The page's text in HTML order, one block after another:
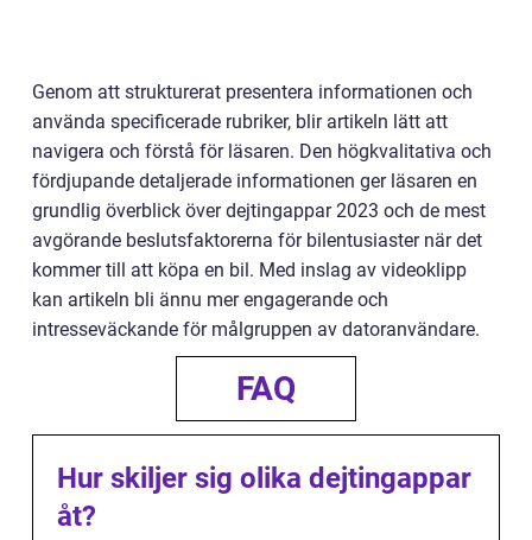
Genom att strukturerat presentera informationen och
använda specificerade rubriker, blir artikeln lätt att
navigera och förstå för läsaren. Den högkvalitativa och
fördjupande detaljerade informationen ger läsaren en
grundlig överblick över dejtingappar 2023 och de mest
avgörande beslutsfaktorerna för bilentusiaster när det
kommer till att köpa en bil. Med inslag av videoklipp
kan artikeln bli ännu mer engagerande och
intresseväckande för målgruppen av datoranvändare.
FAQ
Hur skiljer sig olika dejtingappar
åt?